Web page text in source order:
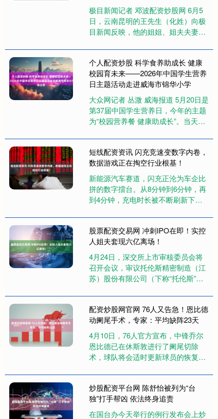
极目新闻记者 邓波配资炒股网 6月5
日，云南昆明的王先生（化姓）向极
目新闻反映，他的姐姐、姐夫夫妻俩
界的江中因船只碰撞落水溺亡....
个人配资炒股 科学食养助成长 健康
校园育未来——2026年中国学生营养
日主题活动走进威海市锦华小学
大众网记者 丛溦 威海报道 5月20日是
第37届中国学生营养日，今年的主题
为“校园营养餐 健康助成长”。当天下
生健康局走进威海市....
短线配资资讯 闪充竞速变数字内卷，
数据游戏正在掏空行业根基！
新能源汽车赛道，闪充正沦为车企比
拼的数字擂台。从8分钟到6分钟，再
到4分钟，充电时长被不断刷新下
传铺天盖地。但繁华表象下，行业
乱....
股票配资交易网 冲刺IPO在即！实控
人姐夫套现六亿离场！
4月24日，深交所上市审核委员会将
召开会议，审议托伦斯精密制造（江
苏）股份有限公司（下称“托伦斯”）
年的国家级专精特新重点....
配资炒股网官网 76人又告急！恩比德
动阑尾手术，专家：平均缺阵23天
4月10日，76人官方宣布，中锋乔尔
恩比德已在休斯敦进行了阑尾切除
术，球队将会适时更新球员的恢复情
阵时间，不过运动医学专家杰....
炒股配资平台网 陈舒怡被列为“台
独”打手帮凶 依法终身追责
在国台办今天举行的例行发布会上炒